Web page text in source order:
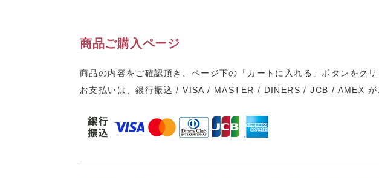
商品ご購入ページ
商品の内容をご確認頂き、ページ下の「カートに入れる」ボタンをク
お支払いは、銀行振込 / VISA / MASTER / DINERS / JCB / AMEX が